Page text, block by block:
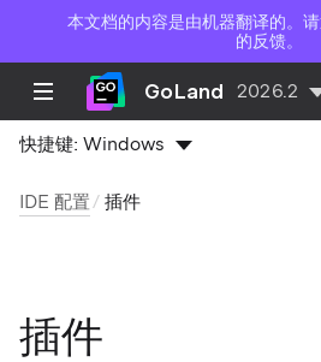
本文档的内容是由机器翻译的。
的反馈。
GoLand 2026.2
快捷键:Windows
IDE 配置 插件
插件